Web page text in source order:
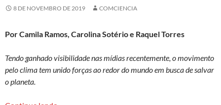
8 DE NOVEMBRO DE 2019 COMCIENCIA
Por Camila Ramos, Carolina Sotério e Raquel Torres
Tendo ganhado visibilidade nas mídias recentemente, o movimento
pelo clima tem unido forças ao redor do mundo em busca de salvar
o planeta.